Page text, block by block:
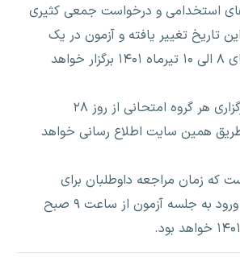
استخدامی و درخواست جمعی کثیری
تاریخ تغییر یافته و آزمون در یک
وعده از روزهای ۸ الی ۱۰ تیرماه ۱۴۰۱ برگزار خواهد
زمان دقیق برگزاری هر گروه امتحانی از روز ۲۸
طریق همین سایت اطلاع رسانی خواهد
که زمان مراجعه داوطلبان برای
دریافت کارت ورود به جلسه آزمون از ساعت ۹ صبح